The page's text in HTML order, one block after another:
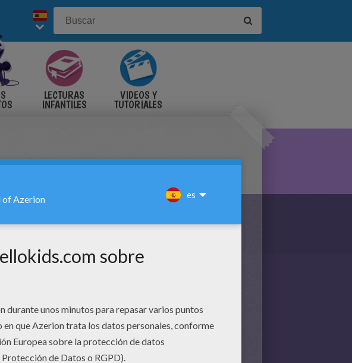
LECTURAS
INFANTILES
VIDEOS Y
TUTORIALES
y resuelve la sopa de letras con Tacón.